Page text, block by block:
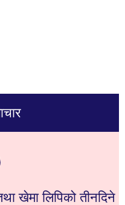
खेमा लिपिको तीनदिने